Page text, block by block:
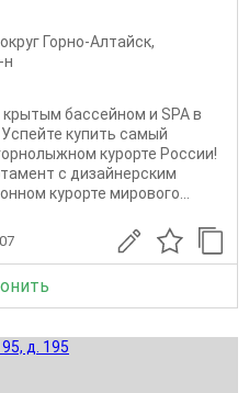
Горно-Алтайск,
н
бассейном и SPA в
купить самый
курорте России!
с дизайнерским
курорте мирового...